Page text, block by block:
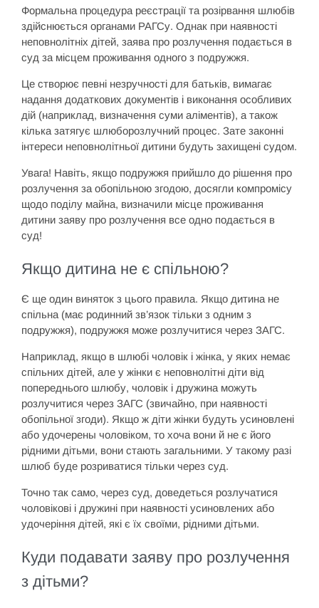
Формальна процедура реєстрації та розірвання шлюбів
здійснюється органами РАГСу. Однак при наявності
неповнолітніх дітей, заява про розлучення подається в
суд за місцем проживання одного з подружжя.
Це створює певні незручності для батьків, вимагає
надання додаткових документів і виконання особливих
дій (наприклад, визначення суми аліментів), а також
кілька затягує шлюборозлучний процес. Зате законні
інтереси неповнолітньої дитини будуть захищені судом.
Увага! Навіть, якщо подружжя прийшло до рішення про
розлучення за обопільною згодою, досягли компромісу
щодо поділу майна, визначили місце проживання
дитини заяву про розлучення все одно подається в
суд!
Якщо дитина не є спільною?
Є ще один виняток з цього правила. Якщо дитина не
спільна (має родинний зв’язок тільки з одним з
подружжя), подружжя може розлучитися через ЗАГС.
Наприклад, якщо в шлюбі чоловік і жінка, у яких немає
спільних дітей, але у жінки є неповнолітні діти від
попереднього шлюбу, чоловік і дружина можуть
розлучитися через ЗАГС (звичайно, при наявності
обопільної згоди). Якщо ж діти жінки будуть усиновлені
або удочерены чоловіком, то хоча вони й не є його
рідними дітьми, вони стають загальними. У такому разі
шлюб буде розриватися тільки через суд.
Точно так само, через суд, доведеться розлучатися
чоловікові і дружині при наявності усиновлених або
удочеріння дітей, які є їх своїми, рідними дітьми.
Куди подавати заяву про розлучення
з дітьми?